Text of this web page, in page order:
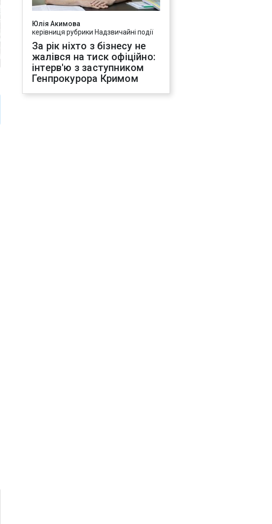
Юлія Акимова
керівниця рубрики Надзвичайні події
За рік ніхто з бізнесу не
жалівся на тиск офіційно:
інтерв'ю з заступником
Генпрокурора Кримом